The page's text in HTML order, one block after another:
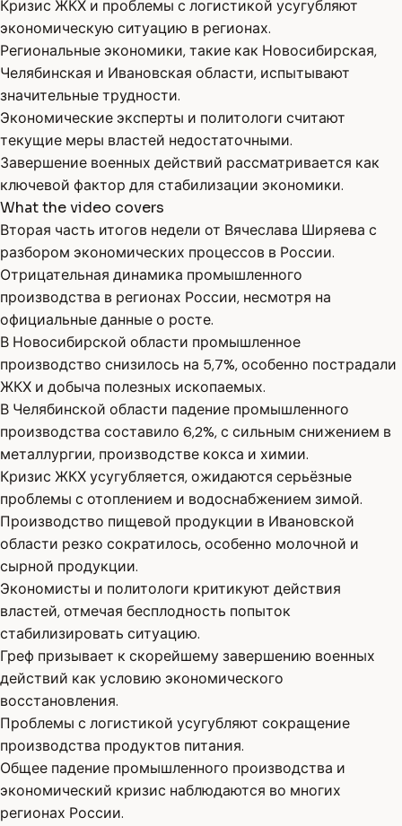
Кризис ЖКХ и проблемы с логистикой усугубляют
экономическую ситуацию в регионах.
Региональные экономики, такие как Новосибирская,
Челябинская и Ивановская области, испытывают
значительные трудности.
Экономические эксперты и политологи считают
текущие меры властей недостаточными.
Завершение военных действий рассматривается как
ключевой фактор для стабилизации экономики.
What the video covers
Вторая часть итогов недели от Вячеслава Ширяева с
разбором экономических процессов в России.
Отрицательная динамика промышленного
производства в регионах России, несмотря на
официальные данные о росте.
В Новосибирской области промышленное
производство снизилось на 5,7%, особенно пострадали
ЖКХ и добыча полезных ископаемых.
В Челябинской области падение промышленного
производства составило 6,2%, с сильным снижением в
металлургии, производстве кокса и химии.
Кризис ЖКХ усугубляется, ожидаются серьёзные
проблемы с отоплением и водоснабжением зимой.
Производство пищевой продукции в Ивановской
области резко сократилось, особенно молочной и
сырной продукции.
Экономисты и политологи критикуют действия
властей, отмечая бесплодность попыток
стабилизировать ситуацию.
Греф призывает к скорейшему завершению военных
действий как условию экономического
восстановления.
Проблемы с логистикой усугубляют сокращение
производства продуктов питания.
Общее падение промышленного производства и
экономический кризис наблюдаются во многих
регионах России.